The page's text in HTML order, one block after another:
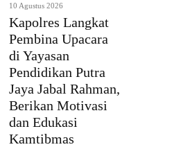
10 Agustus 2026
Kapolres Langkat
Pembina Upacara
di Yayasan
Pendidikan Putra
Jaya Jabal Rahman,
Berikan Motivasi
dan Edukasi
Kamtibmas